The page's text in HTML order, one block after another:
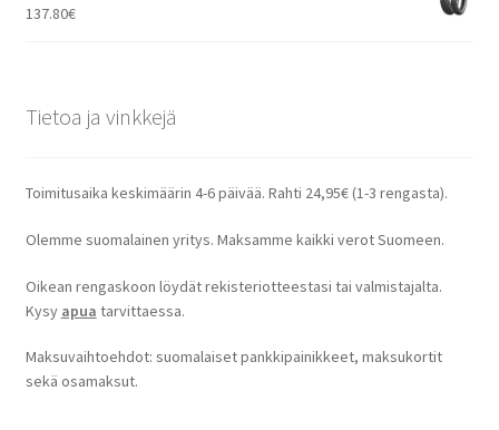
137.80€
Tietoa ja vinkkejä
Toimitusaika keskimäärin 4-6 päivää. Rahti 24,95€ (1-3 rengasta).
Olemme suomalainen yritys. Maksamme kaikki verot Suomeen.
Oikean rengaskoon löydät rekisteriotteestasi tai valmistajalta.
Kysy apua tarvittaessa.
Maksuvaihtoehdot: suomalaiset pankkipainikkeet, maksukortit
sekä osamaksut.